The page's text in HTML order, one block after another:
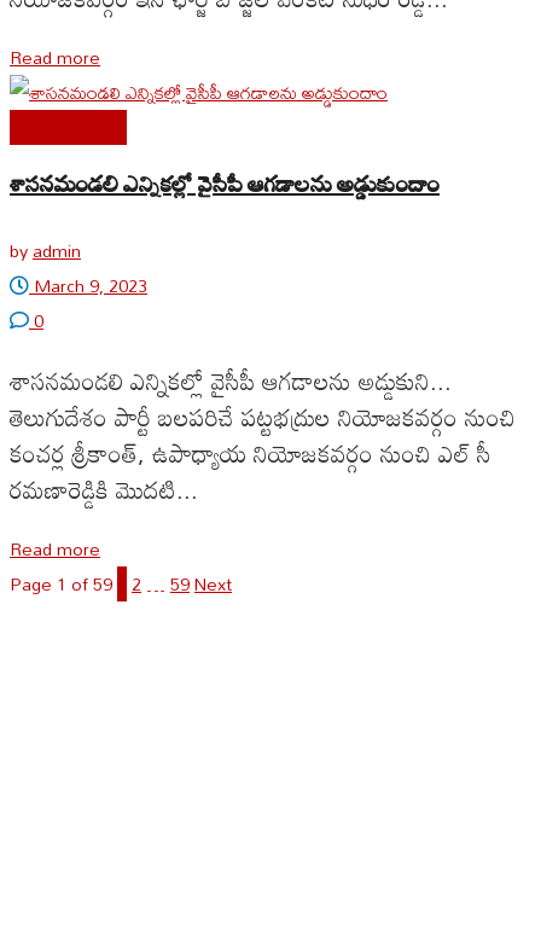
Read more
శాసనమండలి ఎన్నికల్లో వైసీపీ ఆగడాలను అడ్డుకుందాం
byadmin
March 9, 2023
0
శాసనమండలి ఎన్నికల్లో వైసీపీ ఆగడాలను అడ్డుకుని...
తెలుగుదేశం పార్టీ బలపరిచే పట్టభద్రుల నియోజకవర్గం నుంచి
కంచర్ల శ్రీకాంత్, ఉపాధ్యాయ నియోజకవర్గం నుంచి ఎల్ సీ
రమణారెడ్డికి మొదటి...
Read more
Page 1 of 59 2…59Next